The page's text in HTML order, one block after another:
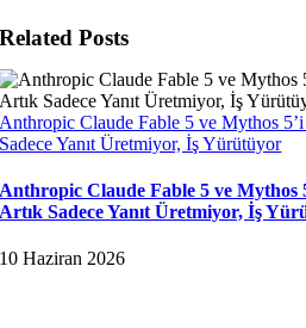
Related Posts
Anthropic Claude Fable 5 ve Mythos
Sadece Yanıt Üretmiyor, İş Yürütüyor
Anthropic Claude Fable 5 ve Mythos
Artık Sadece Yanıt Üretmiyor, İş
10 Haziran 2026